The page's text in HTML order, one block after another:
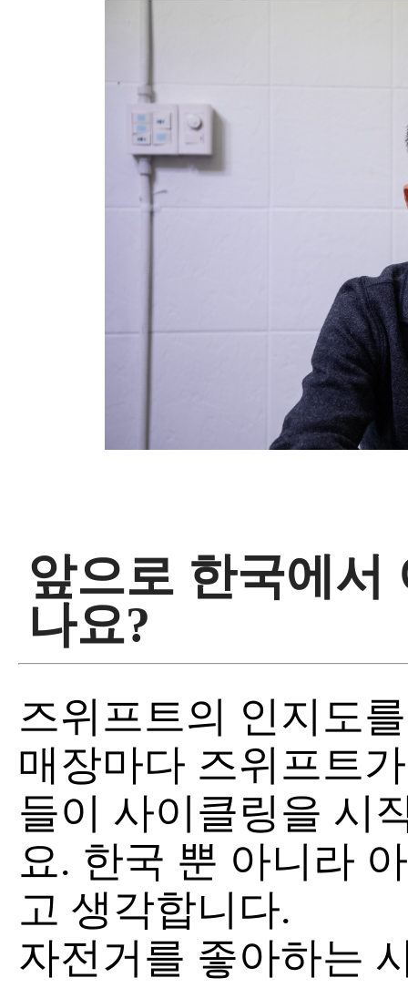
앞으로 한국에서
나요?
즈위프트의 인지도
매장마다 즈위프트
들이 사이클링을 시
요. 한국 뿐 아니라
고 생각합니다.
자전거를 좋아하는